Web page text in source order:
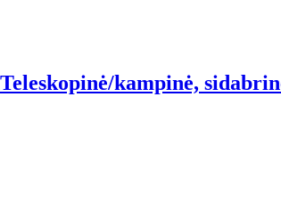
Teleskopinė/kampinė,